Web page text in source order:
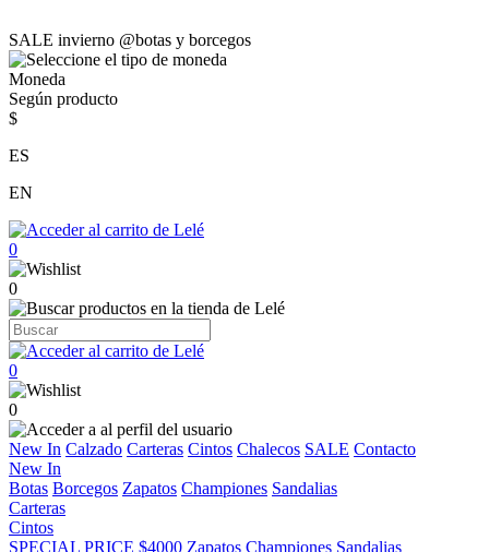
SALE invierno @botas y borcegos
Moneda
Según producto
$
ES
EN
0
0
0
0
New In Calzado Carteras Cintos Chalecos SALE Contacto
New In
Botas Borcegos Zapatos Championes Sandalias
Carteras
Cintos
SPECIAL PRICE $4000 Zapatos Championes Sandalias